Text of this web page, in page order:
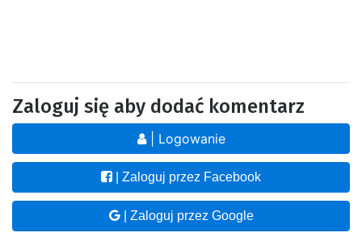
Zaloguj się aby dodać komentarz
| Logowanie
| Zaloguj przez Facebook
| Zaloguj przez Google